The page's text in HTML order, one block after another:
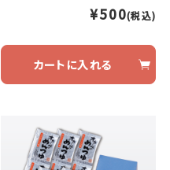
¥500(税込)
カートに入れる